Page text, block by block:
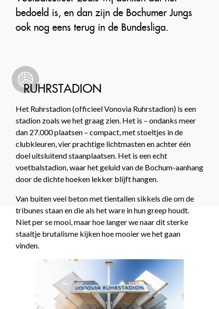
bedoeld is, en dan zijn de Bochumer Jungs
ook nog eens terug in de Bundesliga.
RUHRSTADION
Het Ruhrstadion (officieel Vonovia Ruhrstadion) is een
stadion zoals we het graag zien. Het is – ondanks meer
dan 27.000 plaatsen – compact, met stoeltjes in de
clubkleuren, vier prachtige lichtmasten en achter één
doel uitsluitend staanplaatsen. Het is een echt
voetbalstadion, waar het geluid van de Bochum-aanhang
door de dichte hoeken lekker blijft hangen.
Van buiten veel beton met tientallen sikkels die om de
tribunes staan en die als het ware in hun greep houdt.
Niet per se mooi, maar hoe langer we naar dit sterke
staaltje brutalisme kijken hoe mooier we het gaan
vinden.